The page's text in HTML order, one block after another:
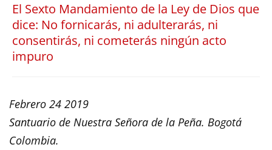
El Sexto Mandamiento de la Ley de Dios que
dice: No fornicarás, ni adulterarás, ni
consentirás, ni cometerás ningún acto
impuro
Febrero 24 2019
Santuario de Nuestra Señora de la Peña. Bogotá
Colombia.